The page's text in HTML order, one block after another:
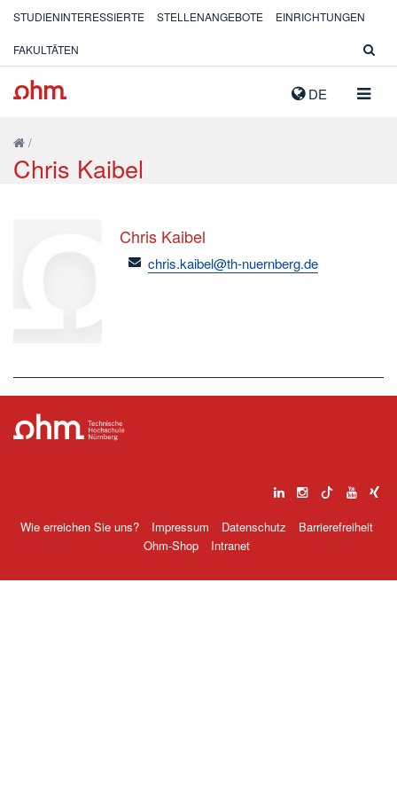
DE
STUDIENINTERESSIERTE STELLENANGEBOTE EINRICHTUNGEN
FAKULTÄTEN
/
Chris Kaibel
Chris Kaibel
email
chris.kaibel@th-nuernberg.de
Wie erreichen Sie uns? Impressum Datenschutz
Barrierefreiheit
Ohm-Shop
Intranet